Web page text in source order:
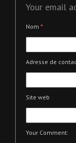
Your email
Nom *
Adresse de
Site web
Your Comment: